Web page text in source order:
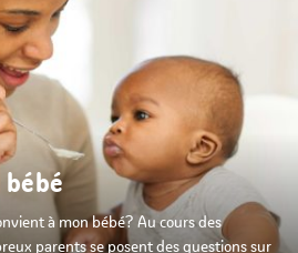
à mon bébé? Au cours des
parents se posent des questions sur